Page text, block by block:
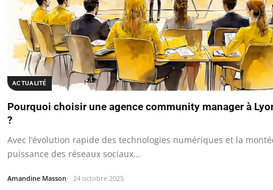
ACTUALITÉ
Pourquoi choisir une agence community manager à
?
Avec l’évolution rapide des technologies numériques et la
puissance des réseaux sociaux…
Amandine Masson 24 octobre 2025